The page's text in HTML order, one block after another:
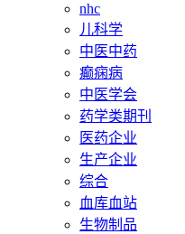
nhc
儿科学
中医中药
癫痫病
中医学会
药学类期刊
医药企业
生产企业
综合
血库血站
生物制品